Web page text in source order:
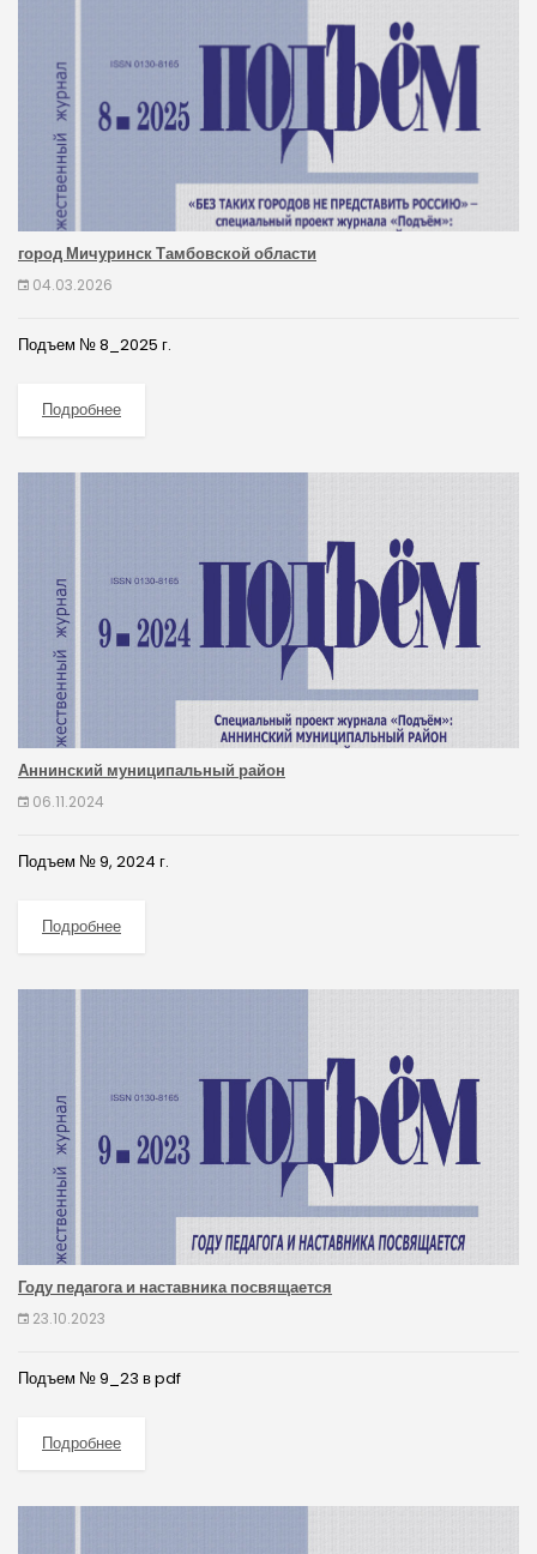
город Мичуринск Тамбовской области
04.03.2026
Подъем № 8_2025 г.
Подробнее
Аннинский муниципальный район
06.11.2024
Подъем № 9, 2024 г.
Подробнее
Году педагога и наставника посвящается
23.10.2023
Подъем № 9_23 в pdf
Подробнее